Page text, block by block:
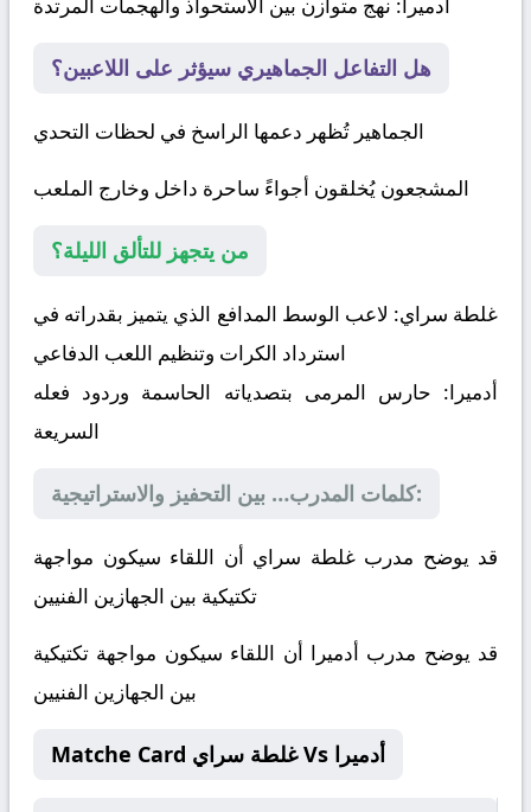
هل التفاعل الجماهيري سيؤثر على اللاعبين؟
الجماهير تُظهر دعمها الراسخ في لحظات التحدي
المشجعون يُخلقون أجواءً ساحرة داخل وخارج الملعب
من يتجهز للتألق الليلة؟
غلطة سراي: لاعب الوسط المدافع الذي يتميز بقدراته في
استرداد الكرات وتنظيم اللعب الدفاعي
أدميرا: حارس المرمى بتصدياته الحاسمة وردود فعله
السريعة
كلمات المدرب… بين التحفيز والاستراتيجية:
قد يوضح مدرب غلطة سراي أن اللقاء سيكون مواجهة
تكتيكية بين الجهازين الفنيين
قد يوضح مدرب أدميرا أن اللقاء سيكون مواجهة تكتيكية
بين الجهازين الفنيين
Matche Card غلطة سراي Vs أدميرا